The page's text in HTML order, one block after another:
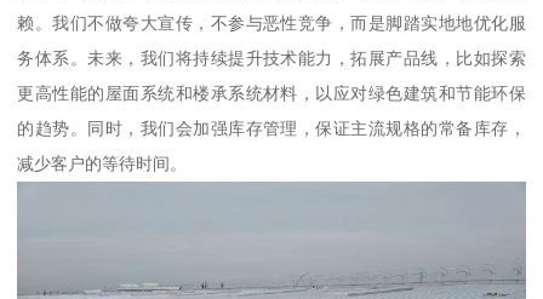
赖。我们不做夸大宣传，不参与恶性竞争，而是脚踏实地地优化服
务体系。未来，我们将持续提升技术能力，拓展产品线，比如探索
更高性能的屋面系统和楼承系统材料，以应对绿色建筑和节能环保
的趋势。同时，我们会加强库存管理，保证主流规格的常备库存，
减少客户的等待时间。